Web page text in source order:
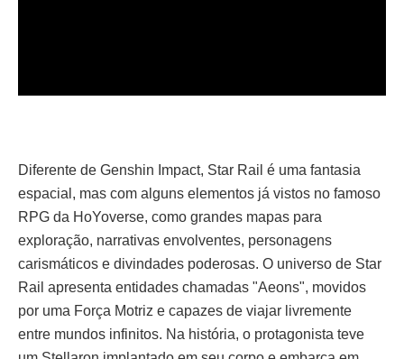
Diferente de Genshin Impact, Star Rail é uma fantasia
espacial, mas com alguns elementos já vistos no famoso
RPG da HoYoverse, como grandes mapas para
exploração, narrativas envolventes, personagens
carismáticos e divindades poderosas. O universo de Star
Rail apresenta entidades chamadas "Aeons", movidos
por uma Força Motriz e capazes de viajar livremente
entre mundos infinitos. Na história, o protagonista teve